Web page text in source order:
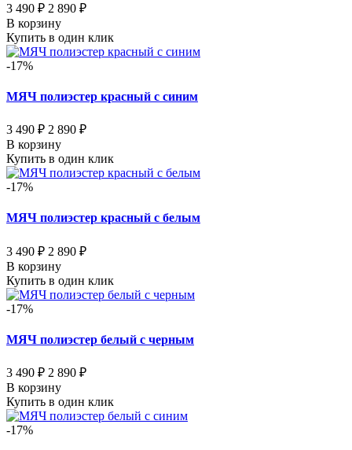
3 490 ₽ 2 890 ₽
В корзину
Купить в один клик
-17%
МЯЧ полиэстер красный с синим
3 490 ₽ 2 890 ₽
В корзину
Купить в один клик
-17%
МЯЧ полиэстер красный с белым
3 490 ₽ 2 890 ₽
В корзину
Купить в один клик
-17%
МЯЧ полиэстер белый с черным
3 490 ₽ 2 890 ₽
В корзину
Купить в один клик
-17%